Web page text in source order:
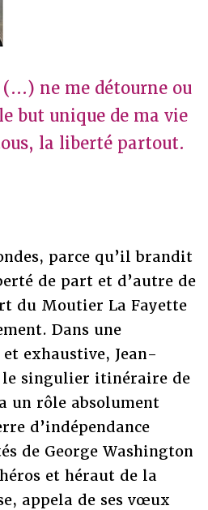
ne me détourne ou
but unique de ma vie
la liberté partout.
parce qu’il brandit
de part et d’autre de
du Moutier La Fayette
Dans une
exhaustive, Jean-
le singulier itinéraire de
un rôle absolument
d’indépendance
de George Washington
et héraut de la
appela de ses vœux